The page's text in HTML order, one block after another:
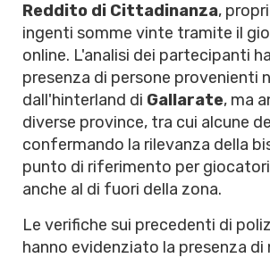
Reddito di Cittadinanza,
ingenti somme vinte tramite il
online. L'analisi dei partecipanti
presenza di persone provenienti
dall'hinterland di Gallarate, ma
diverse province, tra cui alcune
confermando la rilevanza della
punto di riferimento per
anche al di fuori della zona.
Le verifiche sui precedenti di
hanno evidenziato la presenza di